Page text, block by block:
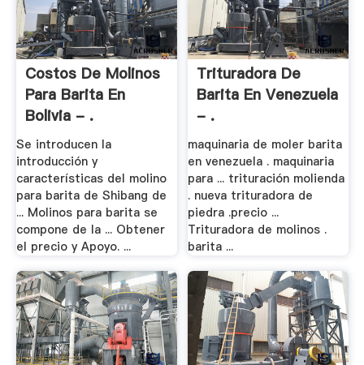
Costos De Molinos
Para Barita En
Bolivia - .
Se introducen la
introducción y
características del molino
para barita de Shibang de
... Molinos para barita se
compone de la ... Obtener
el precio y Apoyo. ...
Trituradora De
Barita En Venezuela
- .
maquinaria de moler barita
en venezuela . maquinaria
para ... trituración molienda
. nueva trituradora de
piedra .precio ...
Trituradora de molinos .
barita ...